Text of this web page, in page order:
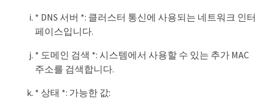
* DNS 서버 *: 클러스터 통신에 사용되는 네트워크 인터
페이스입니다.
* 도메인 검색 *: 시스템에서 사용할 수 있는 추가 MAC
주소를 검색합니다.
* 상태 *: 가능한 값: